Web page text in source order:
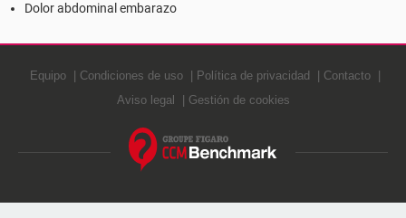
Dolor abdominal embarazo
Equipo Condiciones de uso Política de privacidad
Contacto
Aviso legal
Gestión de cookies